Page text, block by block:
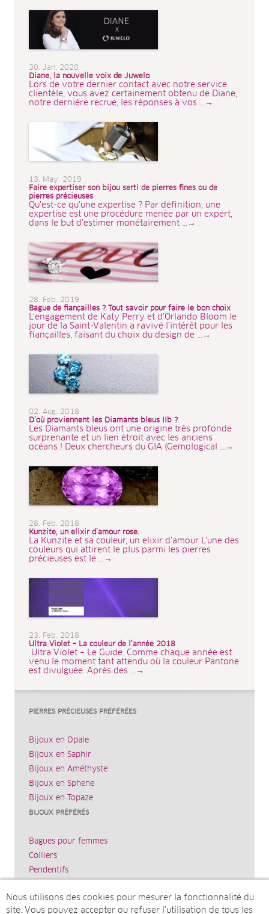
30. Jan. 2020
Diane, la nouvelle voix de Juwelo
Lors de votre dernier contact avec notre service
clientèle, vous avez certainement obtenu de Diane,
notre dernière recrue, les réponses à vos ...→
13. May. 2019
Faire expertiser son bijou serti de pierres fines ou de
pierres précieuses
Qu'est-ce qu'une expertise ? Par définition, une
expertise est une procédure menée par un expert,
dans le but d'estimer monétairement ...→
28. Feb. 2019
Bague de fiançailles ? Tout savoir pour faire le bon choix
L'engagement de Katy Perry et d'Orlando Bloom le
jour de la Saint-Valentin a ravivé l'intérêt pour les
fiançailles, faisant du choix du design de ...→
02. Aug. 2018
D’où proviennent les Diamants bleus IIb ?
Les Diamants bleus ont une origine très profonde
surprenante et un lien étroit avec les anciens
océans ! Deux chercheurs du GIA (Gemological ...→
28. Feb. 2018
Kunzite, un elixir d’amour rose.
La Kunzite et sa couleur, un elixir d’amour L'une des
couleurs qui attirent le plus parmi les pierres
précieuses est le ...→
23. Feb. 2018
Ultra Violet – La couleur de l’année 2018
Ultra Violet – Le Guide. Comme chaque année est
venu le moment tant attendu où la couleur Pantone
est divulguée. Après des ...→
PIERRES PRÉCIEUSES PRÉFÉRÉES
Bijoux en Opale
Bijoux en Saphir
Bijoux en Améthyste
Bijoux en Sphène
Bijoux en Topaze
BIJOUX PRÉFÉRÉS
Bagues pour femmes
Colliers
Pendentifs
Boucles d’oreilles
Nous utilisons des cookies pour mesurer la fonctionnalité du
site. Vous pouvez accepter ou refuser l’utilisation de tous les